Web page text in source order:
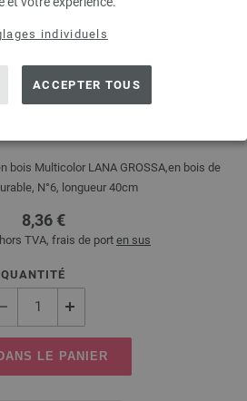
individuels
ACCEPTER TOUS
design en bois Multicolor N°
bois Multicolor LANA GROSSA,en bois de
N°6, longueur 40cm
8,36 €
hors TVA, frais de port en sus
QUANTITÉ
LE PANIER